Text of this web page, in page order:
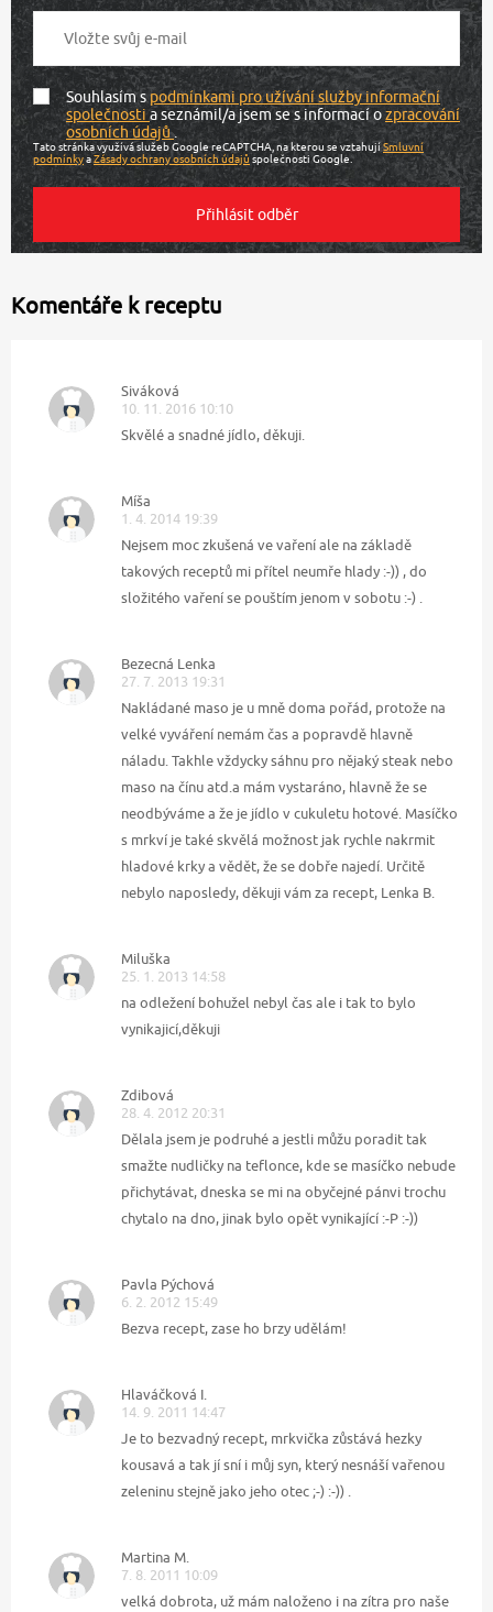
Souhlasím spodmínkami pro užívání služby informační
společnostia seznámil/a jsem se s informací ozpracování
osobních údajů.
Tato stránka využívá služeb Google reCAPTCHA, na kterou se vztahujíSmluvní
podmínkyaZásady ochrany osobních údajůspolečnosti Google.
Komentáře k receptu
Siváková
10. 11. 2016 10:10
Skvělé a snadné jídlo, děkuji.
Míša
1. 4. 2014 19:39
Nejsem moc zkušená ve vaření ale na základě
takových receptů mi přítel neumře hlady :-)) , do
složitého vaření se pouštím jenom v sobotu :-) .
Bezecná Lenka
27. 7. 2013 19:31
Nakládané maso je u mně doma pořád, protože na
velké vyváření nemám čas a popravdě hlavně
náladu. Takhle vždycky sáhnu pro nějaký steak nebo
maso na čínu atd.a mám vystaráno, hlavně že se
neodbýváme a že je jídlo v cukuletu hotové. Masíčko
s mrkví je také skvělá možnost jak rychle nakrmit
hladové krky a vědět, že se dobře najedí. Určitě
nebylo naposledy, děkuji vám za recept, Lenka B.
Miluška
25. 1. 2013 14:58
na odležení bohužel nebyl čas ale i tak to bylo
vynikajicí,děkuji
Zdibová
28. 4. 2012 20:31
Dělala jsem je podruhé a jestli můžu poradit tak
smažte nudličky na teflonce, kde se masíčko nebude
přichytávat, dneska se mi na obyčejné pánvi trochu
chytalo na dno, jinak bylo opět vynikající :-P :-))
Pavla Pýchová
6. 2. 2012 15:49
Bezva recept, zase ho brzy udělám!
Hlaváčková I.
14. 9. 2011 14:47
Je to bezvadný recept, mrkvička zůstává hezky
kousavá a tak jí sní i můj syn, který nesnáší vařenou
zeleninu stejně jako jeho otec ;-) :-)) .
Martina M.
7. 8. 2011 10:09
velká dobrota, už mám naloženo i na zítra pro naše